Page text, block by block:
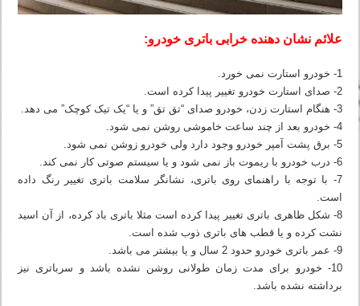
علائم نشان دهنده خرابی باتری خودرو:
1- خودرو استارت نمی خورد.
2- صدای استارت خودرو تغییر پیدا کرده است.
3- هنگام استارت زدن، خودرو صدای “تق تق” و یا “یک تیک کوچک” می دهد.
4- خودرو بعد از چند ساعت خاموشی روشن نمی شود.
5- برق پشت آمپر خودرو وجود دارد ولی خودرو زوشن نمی شود.
6- درب خودرو با ریموت باز نمی شود و یا سیستم صوتی کار نمی کند.
7- با توجه با راهنمای روی باتری، نشانگر سلامت باتری تغییر رنگ داده
است.
8- شکل ظاهری باتری تغییر پیدا کرده است مثلا باتری باد کرده، از آن اسید
نشت کرده و یا قطب های باتری ذوب شده است.
9- عمر باتری خودرو حدود 2 سال و یا بیشتر می باشد.
10- خودرو برای مدت زمان طولانی روشن نشده باشد و سرباتری نیز
برداشته نشده باشد.